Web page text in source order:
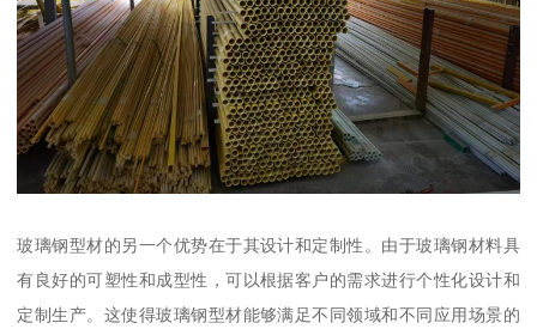
玻璃钢型材的另一个优势在于其设计和定制性。由于玻璃钢材料具
有良好的可塑性和成型性，可以根据客户的需求进行个性化设计和
定制生产。这使得玻璃钢型材能够满足不同领域和不同应用场景的